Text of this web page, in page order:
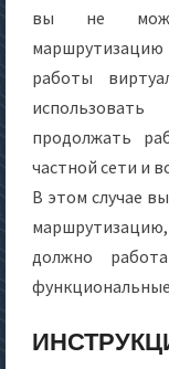
вы не
работы
продолжать
частной сети и
В этом случае
должно